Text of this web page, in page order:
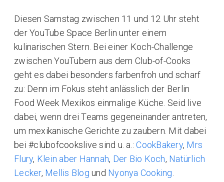
Diesen Samstag zwischen 11 und 12 Uhr steht
der YouTube Space Berlin unter einem
kulinarischen Stern. Bei einer Koch-Challenge
zwischen YouTubern aus dem Club-of-Cooks
geht es dabei besonders farbenfroh und scharf
zu: Denn im Fokus steht anlässlich der Berlin
Food Week Mexikos einmalige Küche. Seid live
dabei, wenn drei Teams gegeneinander antreten,
um mexikanische Gerichte zu zaubern. Mit dabei
bei #clubofcookslive sind u. a.:CookBakery, Mrs
Flury, Klein aber Hannah, Der Bio Koch, Natürlich
Lecker, Mellis Blog und Nyonya Cooking